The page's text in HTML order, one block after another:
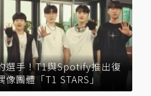
選手！T1與Spotify推出復
像團體「T1 STARS」